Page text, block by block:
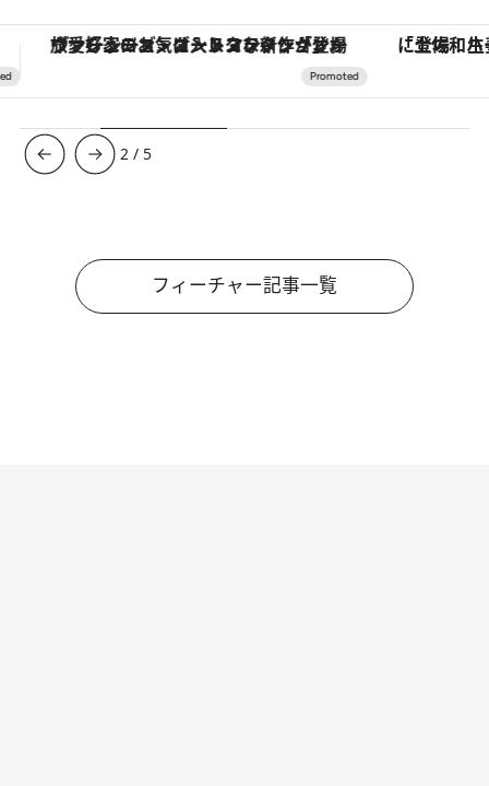
「土佐和ハーブかき氷」がOMO7高知に登場！生姜、山椒、大葉など目にも舌にも涼を呼ぶ郷土の味 【夏限定ディナーコース】旬を
3 / 5
フィーチャー記事一覧